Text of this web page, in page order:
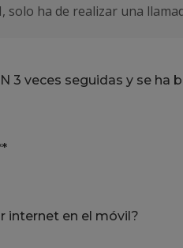
solo ha de realizar una
3 veces seguidas y se ha
internet en el móvil?